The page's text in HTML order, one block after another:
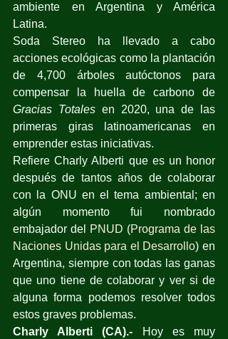
ambiente en Argentina y América
Latina.
Soda Stereo ha llevado a cabo
acciones ecológicas como la plantación
de 4,700 árboles autóctonos para
Gracias Totales en 2020, una de las
primeras giras latinoamericanas en
emprender estas iniciativas.
Refiere Charly Alberti que es un honor
después de tantos años de colaborar
con la ONU en el tema ambiental; en
algún momento fui nombrado
embajador del
PNUD (Programa de las
Naciones Unidas para el Desarrollo) en
Argentina, siempre con todas las ganas
que uno tiene de colaborar y ver si de
alguna forma podemos resolver todos
estos graves problemas.
Charly Alberti (CA).- Hoy es muy